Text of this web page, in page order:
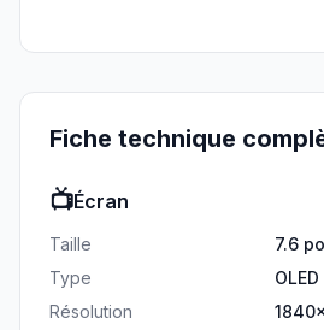
Fiche technique
📺Écran
Taille
7.6
Type
Résolution